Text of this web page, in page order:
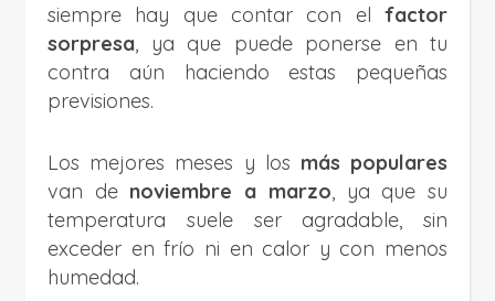
siempre hay que contar con el factor
sorpresa , ya que puede ponerse en tu
contra aún haciendo estas pequeñas
previsiones.
Los mejores meses y los más populares
van de noviembre a marzo , ya que su
temperatura suele ser agradable, sin
exceder en frío ni en calor y con menos
humedad.